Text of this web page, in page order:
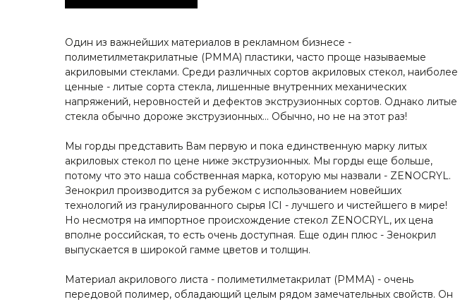
Один из важнейших материалов в рекламном бизнесе -
полиметилметакрилатные (PММА) пластики, часто проще называемые
акриловыми стеклами. Среди различных сортов акриловых стекол, наиболее
ценные - литые сорта стекла, лишенные внутренних механических
напряжений, неровностей и дефектов экструзионных сортов. Однако литые
стекла обычно дороже экструзионных... Обычно, но не на этот раз!
Мы горды представить Вам первую и пока единственную марку литых
акриловых стекол по цене ниже экструзионных. Мы горды еще больше,
потому что это наша собственная марка, которую мы назвали - ZENOCRYL.
Зенокрил производится за рубежом с использованием новейших
технологий из гранулированного сырья ICI - лучшего и чистейшего в мире!
Но несмотря на импортное происхождение стекол ZENOCRYL, их цена
вполне российская, то есть очень доступная. Еще один плюс - Зенокрил
выпускается в широкой гамме цветов и толщин.
Материал акрилового листа - полиметилметакрилат (PMMA) - очень
передовой полимер, обладающий целым рядом замечательных свойств. Он